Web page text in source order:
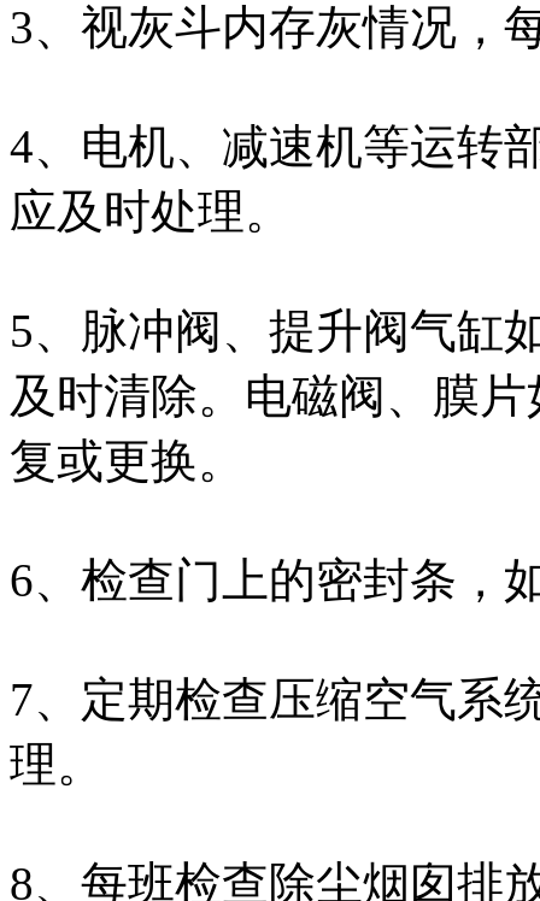
3、视灰斗内存灰情况，
4、电机、减速机等运转
应及时处理。
5、脉冲阀、提升阀气缸
及时清除。电磁阀、膜
复或更换。
6、检查门上的密封条，
7、定期检查压缩空气系
理。
8、每班检查除尘烟囱排